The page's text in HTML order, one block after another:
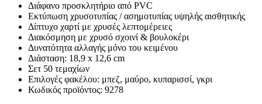
Διάφανο προσκλητήριο από PVC
Εκτύπωση χρυσοτυπίας / ασημοτυπίας υψηλής αισθητικής
Δίπτυχο χαρτί με χρυσές λεπτομέρειες
Διακόσμηση με χρυσό σχοινί & βουλοκέρι
Δυνατότητα αλλαγής μόνο του κειμένου
Διάσταση: 18,9 x 12,6 cm
Σετ 50 τεμαχίων
Επιλογές φακέλου: μπεζ, μαύρο, κυπαρισσί, γκρι
Κωδικός προϊόντος: 9278